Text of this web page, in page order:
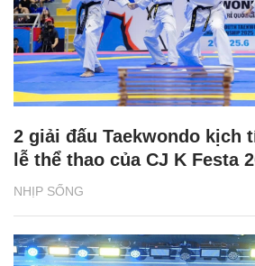
NHỊP SỐNG
2 giải đấu Taekwondo kịch
lễ thể thao của CJ K Festa